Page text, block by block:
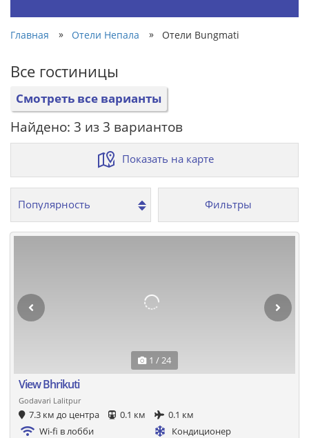
Главная » Отели Непала » Отели Bungmati
Все гостиницы
Смотреть все варианты
Найдено: 3 из 3 вариантов
Показать на карте
Фильтры
1 / 24
View Bhrikuti
Godavari Lalitpur
7.3 км до центра 0.1 км
0.1 км
Wi-fi в лобби
Кондиционер